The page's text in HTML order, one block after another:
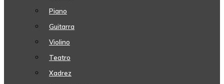
Piano
Guitarra
Violino
Teatro
Xadrez